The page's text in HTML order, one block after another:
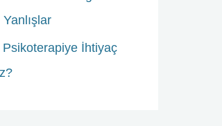
Psikoterapiye İhtiyaç